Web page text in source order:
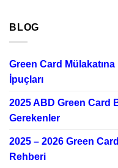
BLOG
Green Card
İpuçları
2025 ABD Green Card
Gerekenler
2025 – 2026 Green
Rehberi